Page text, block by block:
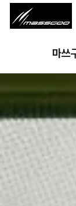
마쓰